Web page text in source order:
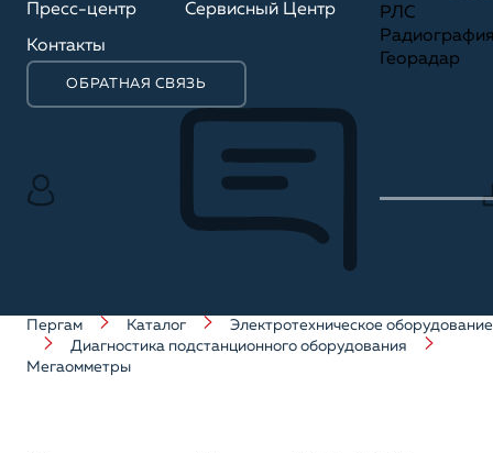
Пресс-центр Сервисный Центр
Контакты
ОБРАТНАЯ СВЯЗЬ
РЛС
Георадар
Пергам Каталог
Электротехническое оборудование
Диагностика подстанционного оборудования
Мегаомметры